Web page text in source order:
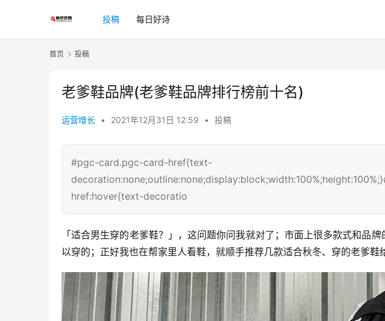
投稿 每日好诗
首页 投稿
老爹鞋品牌(老爹鞋品牌排行榜前十名)
运营增长 • 2021年12月31日 12:59 • 投稿
#pgc-card.pgc-card-href{text-
href:hover{text-decoratio
「适合男生穿的老爹鞋？」，这问题你问我就对了；市面上很多款式和品
以穿的；正好我也在帮家里人看鞋，就顺手推荐几款适合秋冬、穿的老爹鞋